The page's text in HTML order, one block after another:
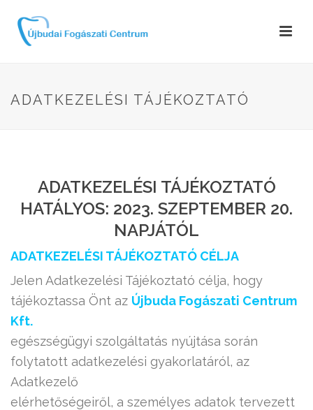
ADATKEZELÉSI TÁJÉKOZTATÓ
ADATKEZELÉSI TÁJÉKOZTATÓ
HATÁLYOS: 2023. SZEPTEMBER 20.
NAPJÁTÓL
ADATKEZELÉSI TÁJÉKOZTATÓ CÉLJA
Jelen Adatkezelési Tájékoztató célja, hogy
tájékoztassa Önt az Újbuda Fogászati Centrum
Kft.
egészségügyi szolgáltatás nyújtása során
folytatott adatkezelési gyakorlatáról, az
Adatkezelő
elérhetőségeiről, a személyes adatok tervezett